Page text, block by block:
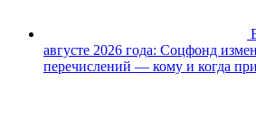
августе 2026 года: Соцфонд
перечислений — кому и когда